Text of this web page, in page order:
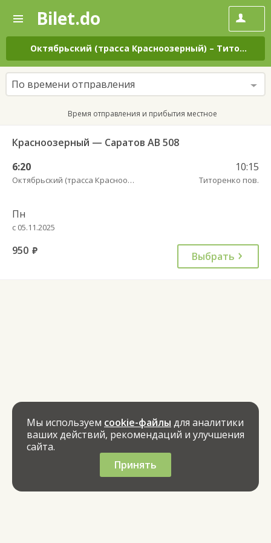
—
Поиск
и
покупка
билетов
на
автобус
онлайн
Bilet.do
Октябрьский (трасса Красноозерный) – Титоренко пов.
По времени отправления
Время отправления и прибытия местное
Красноозерный — Саратов АВ 508
6:20
Октябрьский (трасса Красноозерный)
10:15
Титоренко пов.
Пн
с 05.11.2025
950 руб. Выбрать
Мы используем cookie-файлы для аналитики
ваших действий, рекомендаций и улучшения
сайта.
Принять